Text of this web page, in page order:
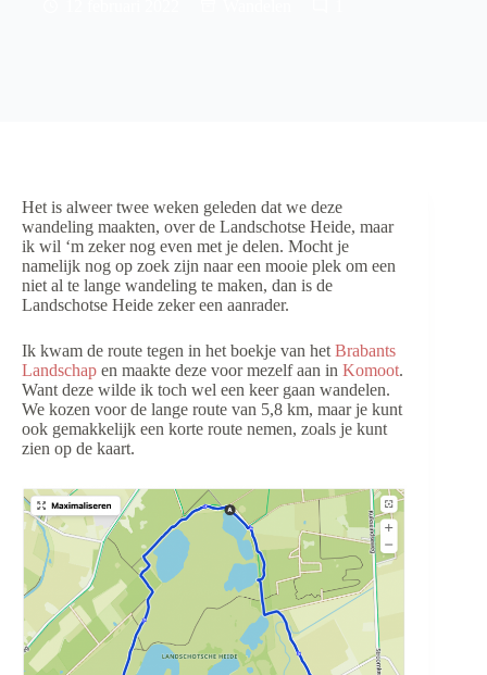
Het is alweer twee weken geleden dat we deze
wandeling maakten, over de Landschotse Heide, maar
ik wil ‘m zeker nog even met je delen. Mocht je
namelijk nog op zoek zijn naar een mooie plek om een
niet al te lange wandeling te maken, dan is de
Landschotse Heide zeker een aanrader.
Ik kwam de route tegen in het boekje van het Brabants
Landschap en maakte deze voor mezelf aan in Komoot.
Want deze wilde ik toch wel een keer gaan wandelen.
We kozen voor de lange route van 5,8 km, maar je kunt
ook gemakkelijk een korte route nemen, zoals je kunt
zien op de kaart.